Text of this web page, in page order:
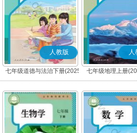
人教版
七年级道德与法治下册(2025
春版)(部编版)
人
七年级地理上册